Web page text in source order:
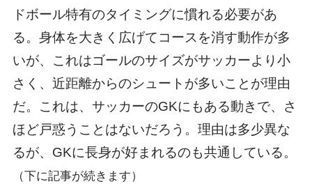
ドボール特有のタイミングに慣れる必要があ
る。身体を大きく広げてコースを消す動作が多
いが、これはゴールのサイズがサッカーより小
さく、近距離からのシュートが多いことが理由
だ。これは、サッカーのGKにもある動きで、さ
ほど戸惑うことはないだろう。理由は多少異な
るが、GKに長身が好まれるのも共通している。
（下に記事が続きます）